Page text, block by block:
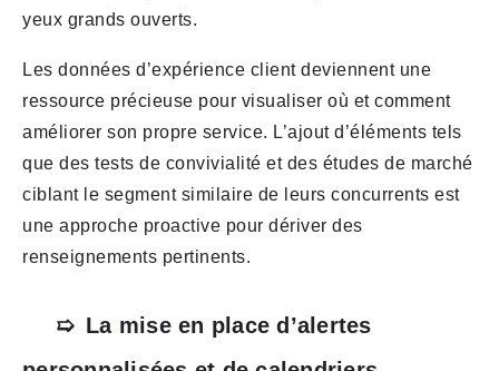
yeux grands ouverts.
Les données d’expérience client deviennent une
ressource précieuse pour visualiser où et comment
améliorer son propre service. L’ajout d’éléments tels
que des tests de convivialité et des études de marché
ciblant le segment similaire de leurs concurrents est
une approche proactive pour dériver des
renseignements pertinents.
La mise en place d’alertes